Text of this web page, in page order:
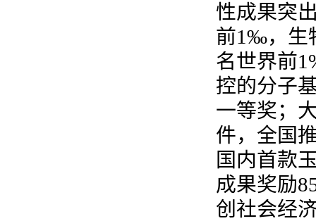
性成果突
前1‰，生
名世界前
控的分子
一等奖；
件，全国
国内首款
成果奖励
创社会经